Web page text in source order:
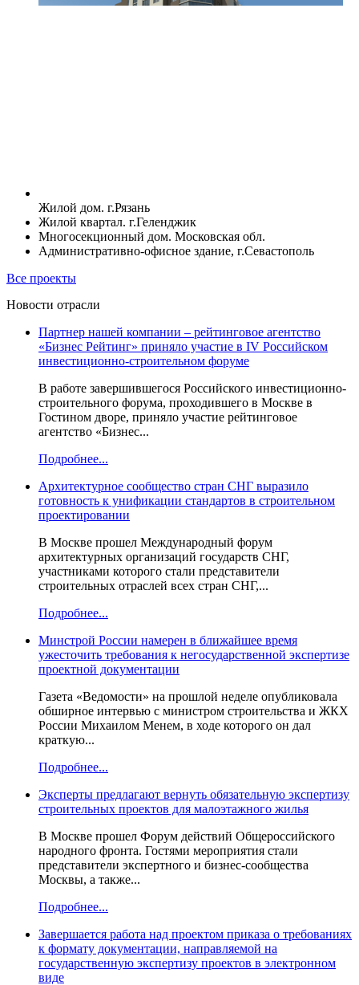
Жилой дом. г.Рязань
Жилой квартал. г.Геленджик
Многосекционный дом. Московская обл.
Административно-офисное здание, г.Севастополь
Все проекты
Новости отрасли
Партнер нашей компании – рейтинговое агентство
«Бизнес Рейтинг» приняло участие в IV Российском
инвестиционно-строительном форуме
В работе завершившегося Российского инвестиционно-
строительного форума, проходившего в Москве в
Гостином дворе, приняло участие рейтинговое
агентство «Бизнес...
Подробнее...
Архитектурное сообщество стран СНГ выразило
готовность к унификации стандартов в строительном
проектировании
В Москве прошел Международный форум
архитектурных организаций государств СНГ,
участниками которого стали представители
строительных отраслей всех стран СНГ,...
Подробнее...
Минстрой России намерен в ближайшее время
ужесточить требования к негосударственной экспертизе
проектной документации
Газета «Ведомости» на прошлой неделе опубликовала
обширное интервью с министром строительства и ЖКХ
России Михаилом Менем, в ходе которого он дал
краткую...
Подробнее...
Эксперты предлагают вернуть обязательную экспертизу
строительных проектов для малоэтажного жилья
В Москве прошел Форум действий Общероссийского
народного фронта. Гостями мероприятия стали
представители экспертного и бизнес-сообщества
Москвы, а также...
Подробнее...
Завершается работа над проектом приказа о требованиях
к формату документации, направляемой на
государственную экспертизу проектов в электронном
виде